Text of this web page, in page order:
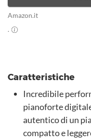
Amazon.it
.
Caratteristiche
Incredibile
pianoforte
autentico di un
compatto e